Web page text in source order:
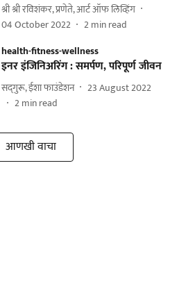
श्री श्री रविशंकर, प्रणेते, आर्ट ऑफ लिव्हिंग
04 October 2022
2min read
health-fitness-wellness
इनर इंजिनिअरिंग : समर्पण, परिपूर्ण जीवन
सद्‌गुरू, ईशा फाउंडेशन
23 August 2022
2min read
आणखी वाचा